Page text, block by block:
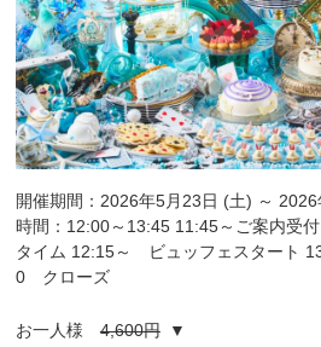
開催期間：2026年5月23日 (土) ～
時間：12:00～13:45 11:45～ご案内受
タイム 12:15～ ビュッフェスタート
0 クローズ
お一人様4,600円▼